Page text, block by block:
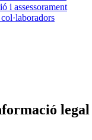
i assessorament
legal